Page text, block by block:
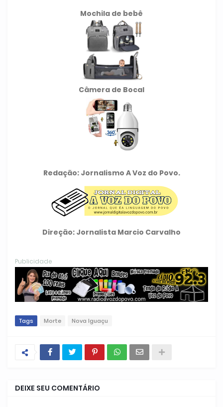
Mochila de bebê
Câmera de Bocal
Redação: Jornalismo A Voz do Povo.
Direção: Jornalista Marcio Carvalho
Publicidade
Tags Morte Nova Iguaçu
DEIXE SEU COMENTÁRIO